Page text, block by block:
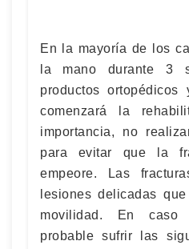
En la mayoría de los
la mano durante 3
productos
comenzará la
importancia, no
para evitar que la
empeore. Las
lesiones delicadas
movilidad. En caso
probable sufrir las